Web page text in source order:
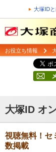
大塚IDと
お役立ち情報
大塚ID オ
視聴無料！セ
数掲載